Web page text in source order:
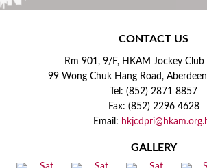
CONTACT US
Rm 901, 9/F, HKAM Jockey Club
99 Wong Chuk Hang Road,
Tel: (852) 2871 8857
Fax: (852) 2296 4628
Email:
GALLERY